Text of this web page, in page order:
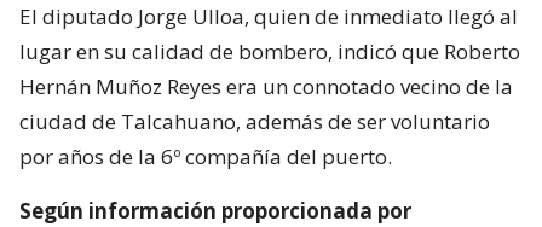
El diputado Jorge Ulloa, quien de inmediato llegó al
lugar en su calidad de bombero, indicó que Roberto
Hernán Muñoz Reyes era un connotado vecino de la
ciudad de Talcahuano, además de ser voluntario
por años de la 6º compañía del puerto.
Según información proporcionada por